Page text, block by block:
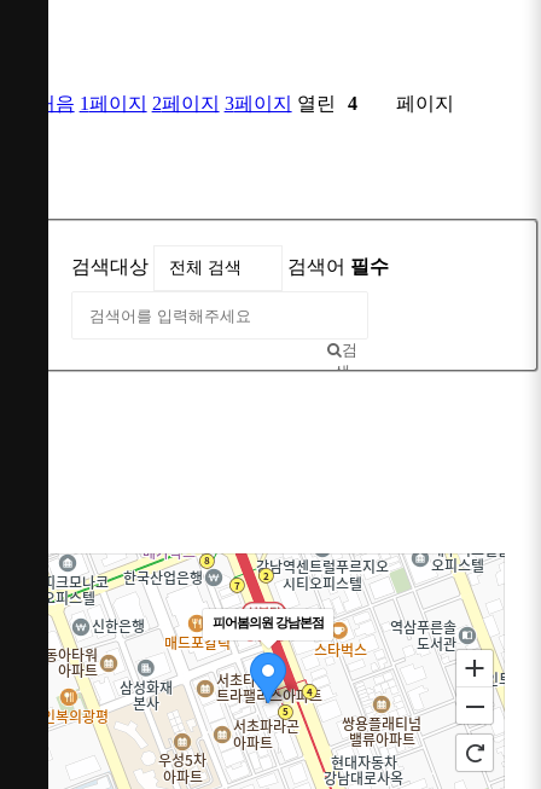
처음 1페이지 2페이지 3페이지 열린 4 페이지
검색대상 검색어 필수
검
색
피어봄의원 강남본점